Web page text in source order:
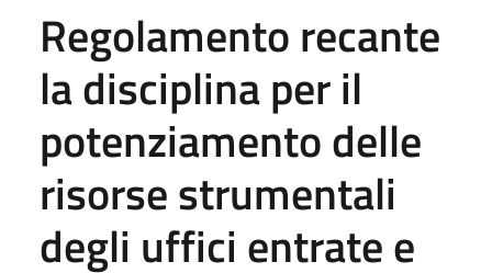
Regolamento recante
la disciplina per il
potenziamento delle
risorse strumentali
degli uffici entrate e